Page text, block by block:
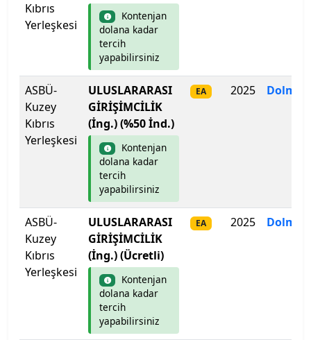
Erzurum Teknik Üniversitesi
Eskişehir Osmangazi Üniversitesi
Eskişehir Teknik Üniversitesi
Fatih Sultan Mehmet Vakıf Üniversitesi
Fenerbahçe Üniversitesi
Fırat Üniversitesi
Galatasaray Üniversitesi
Gazi Üniversitesi
Gaziantep İslam Bilim ve Teknoloji Üniversitesi
Gaziantep Üniversitesi
Kıbrıs
Yerleşkesi
Kontenjan
dolana kadar
tercih
yapabilirsiniz
ASBÜ-
Kuzey
Kıbrıs
Yerleşkesi
ULUSLARARASI
GİRİŞİMCİLİK
(İng.) (%50 İnd.)
Kontenjan
dolana kadar
tercih
yapabilirsiniz
EA 2025
ASBÜ-
Kuzey
Kıbrıs
Yerleşkesi
ULUSLARARASI
GİRİŞİMCİLİK
(İng.) (Ücretli)
Kontenjan
dolana kadar
tercih
yapabilirsiniz
EA 2025